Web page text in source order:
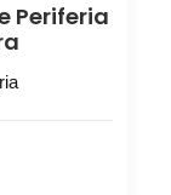
Periferia